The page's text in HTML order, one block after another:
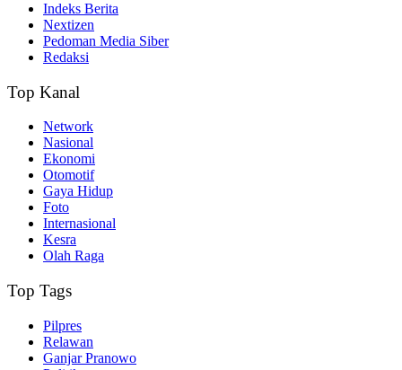
Indeks Berita
Nextizen
Pedoman Media Siber
Redaksi
Top Kanal
Network
Nasional
Ekonomi
Otomotif
Gaya Hidup
Foto
Internasional
Kesra
Olah Raga
Top Tags
Pilpres
Relawan
Ganjar Pranowo